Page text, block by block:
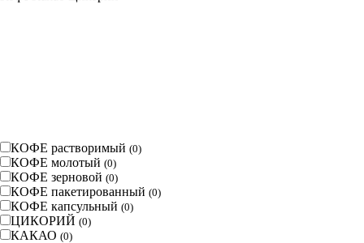
КОФЕ растворимый (0)
КОФЕ молотый (0)
КОФЕ зерновой (0)
КОФЕ пакетированный (0)
КОФЕ капсульный (0)
ЦИКОРИЙ (0)
КАКАО (0)